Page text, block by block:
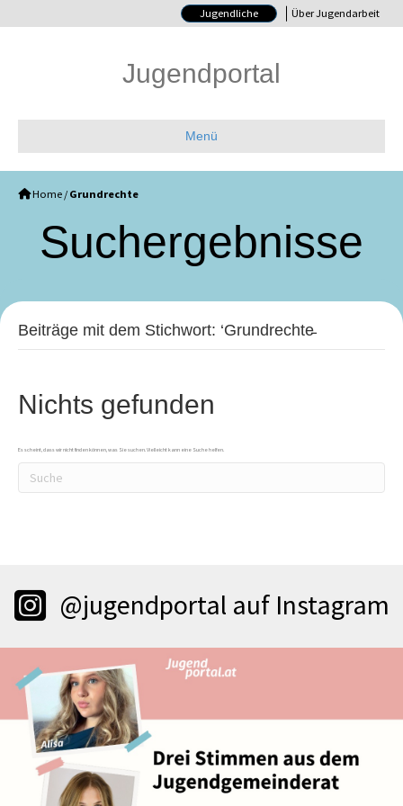
Jugendliche Über Jugendarbeit
Jugendportal
Menü
Home / Grundrechte
Such­ergebnisse
Beiträge mit dem Stichwort: ‘Grundrechte̵
Nichts gefunden
Es scheint, dass wir nicht finden können, was Sie suchen. Vielleicht kann eine Suche helfen.
@jugendportal auf Instagram